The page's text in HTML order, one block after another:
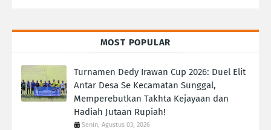
MOST POPULAR
Turnamen Dedy Irawan Cup 2026: Duel Elit
Antar Desa Se Kecamatan Sunggal,
Memperebutkan Takhta Kejayaan dan
Hadiah Jutaan Rupiah!
Senin, Agustus 03, 2026